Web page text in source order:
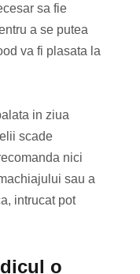
sa fie
a se putea
va fi plasata la
in ziua
scade
nici
sau a
intrucat pot
o